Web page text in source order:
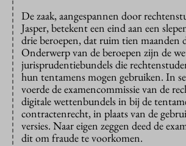
De zaak,aangespannen door
Jasper,betekent een eind aan een
drieberoepen, datruim tien maanden
Onderwerp van deberoepen zijn de
jurisprudentiebundels die
hun tentamens mogen gebruiken. In
voerdede examencommissie van de
digitale wettenbundels in bij de
contractenrecht, in plaats van de
versies. Naar eigen zeggen deedde
dit om fraude te voorkomen.